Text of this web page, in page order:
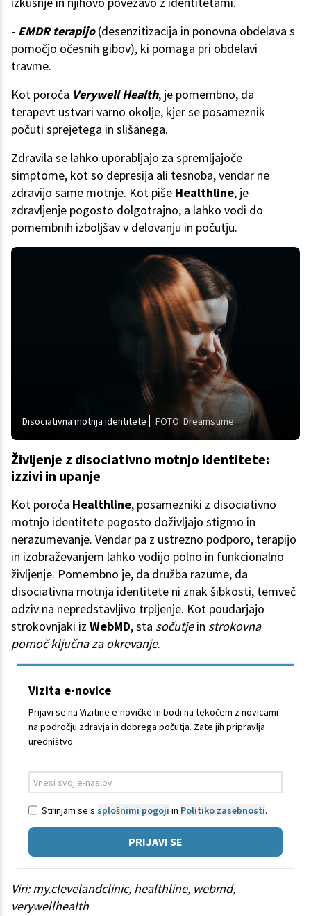
- EMDR terapijo(desenzitizacija in ponovna obdelava s
pomočjo očesnih gibov), ki pomaga pri obdelavi
travme.
Kot poroča Verywell Health, je pomembno, da
terapevt ustvari varno okolje, kjer se posameznik
počuti sprejetega in slišanega.
Zdravila se lahko uporabljajo za spremljajoče
simptome, kot so depresija ali tesnoba, vendar ne
zdravijo same motnje. Kot piše Healthline, je
zdravljenje pogosto dolgotrajno, a lahko vodi do
pomembnih izboljšav v delovanju in počutju.
Disociativna motnja identitete FOTO: Dreamstime
Življenje z disociativno motnjo identitete:
izzivi in upanje
Kot poroča Healthline, posamezniki z disociativno
motnjo identitete pogosto doživljajo stigmo in
nerazumevanje. Vendar pa z ustrezno podporo, terapijo
in izobraževanjem lahko vodijo polno in funkcionalno
življenje. Pomembno je, da družba razume, da
disociativna motnja identitete ni znak šibkosti, temveč
odziv na nepredstavljivo trpljenje. Kot poudarjajo
strokovnjaki iz WebMD, sta sočutjein strokovna
pomoč ključna za okrevanje.
Vizita e-novice
Prijavi se na Vizitine e-novičke in bodi na tekočem z novicami
na področju zdravja in dobrega počutja. Zate jih pripravlja
uredništvo.
Strinjam se s splošnimi pogoji in Politiko zasebnosti.
PRIJAVI SE
Viri: my.clevelandclinic, healthline, webmd,
verywellhealth